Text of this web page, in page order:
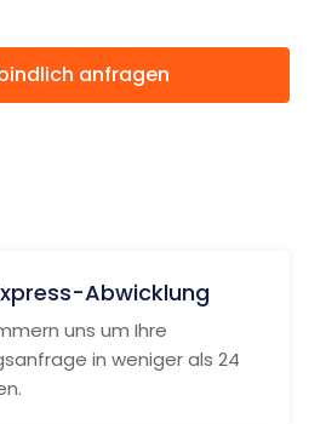
anfragen
Abwicklung
uns um Ihre
in weniger als 24